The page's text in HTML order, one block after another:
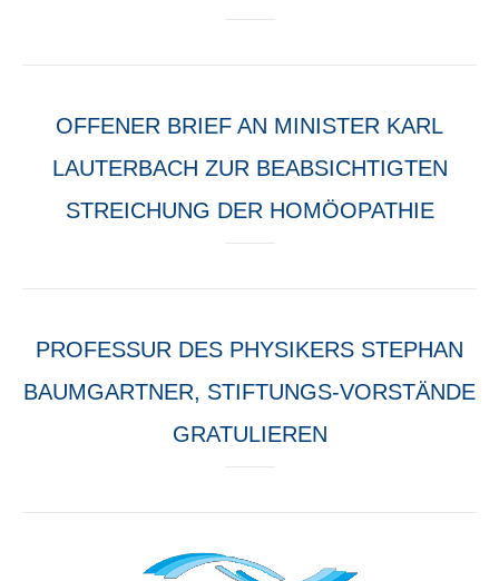
OFFENER BRIEF AN MINISTER KARL
LAUTERBACH ZUR BEABSICHTIGTEN
STREICHUNG DER HOMÖOPATHIE
PROFESSUR DES PHYSIKERS STEPHAN
BAUMGARTNER, STIFTUNGS-VORSTÄNDE
GRATULIEREN